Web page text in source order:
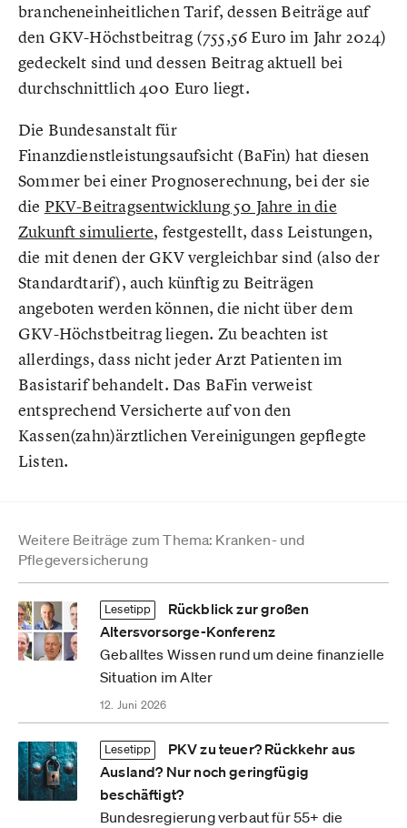
brancheneinheitlichen Tarif, dessen Beiträge auf
den GKV-Höchstbeitrag (755,56 Euro im Jahr 2024)
gedeckelt sind und dessen Beitrag aktuell bei
durchschnittlich 400 Euro liegt.
Die Bundesanstalt für
Finanzdienstleistungsaufsicht (BaFin) hat diesen
Sommer bei einer Prognoserechnung, bei der sie
die PKV-Beitragsentwicklung 50 Jahre in die
Zukunft simulierte, festgestellt, dass Leistungen,
die mit denen der GKV vergleichbar sind (also der
Standardtarif), auch künftig zu Beiträgen
angeboten werden können, die nicht über dem
GKV-Höchstbeitrag liegen. Zu beachten ist
allerdings, dass nicht jeder Arzt Patienten im
Basistarif behandelt. Das BaFin verweist
entsprechend Versicherte auf von den
Kassen(zahn)ärztlichen Vereinigungen gepflegte
Listen.
Weitere Beiträge zum Thema: Kranken- und
Pflegeversicherung
Lesetipp
Rückblick zur großen
Altersvorsorge-Konferenz
Geballtes Wissen rund um deine finanzielle
Situation im Alter
12. Juni 2026
Lesetipp
PKV zu teuer? Rückkehr aus
Ausland? Nur noch geringfügig
beschäftigt?
Bundesregierung verbaut für 55+ die